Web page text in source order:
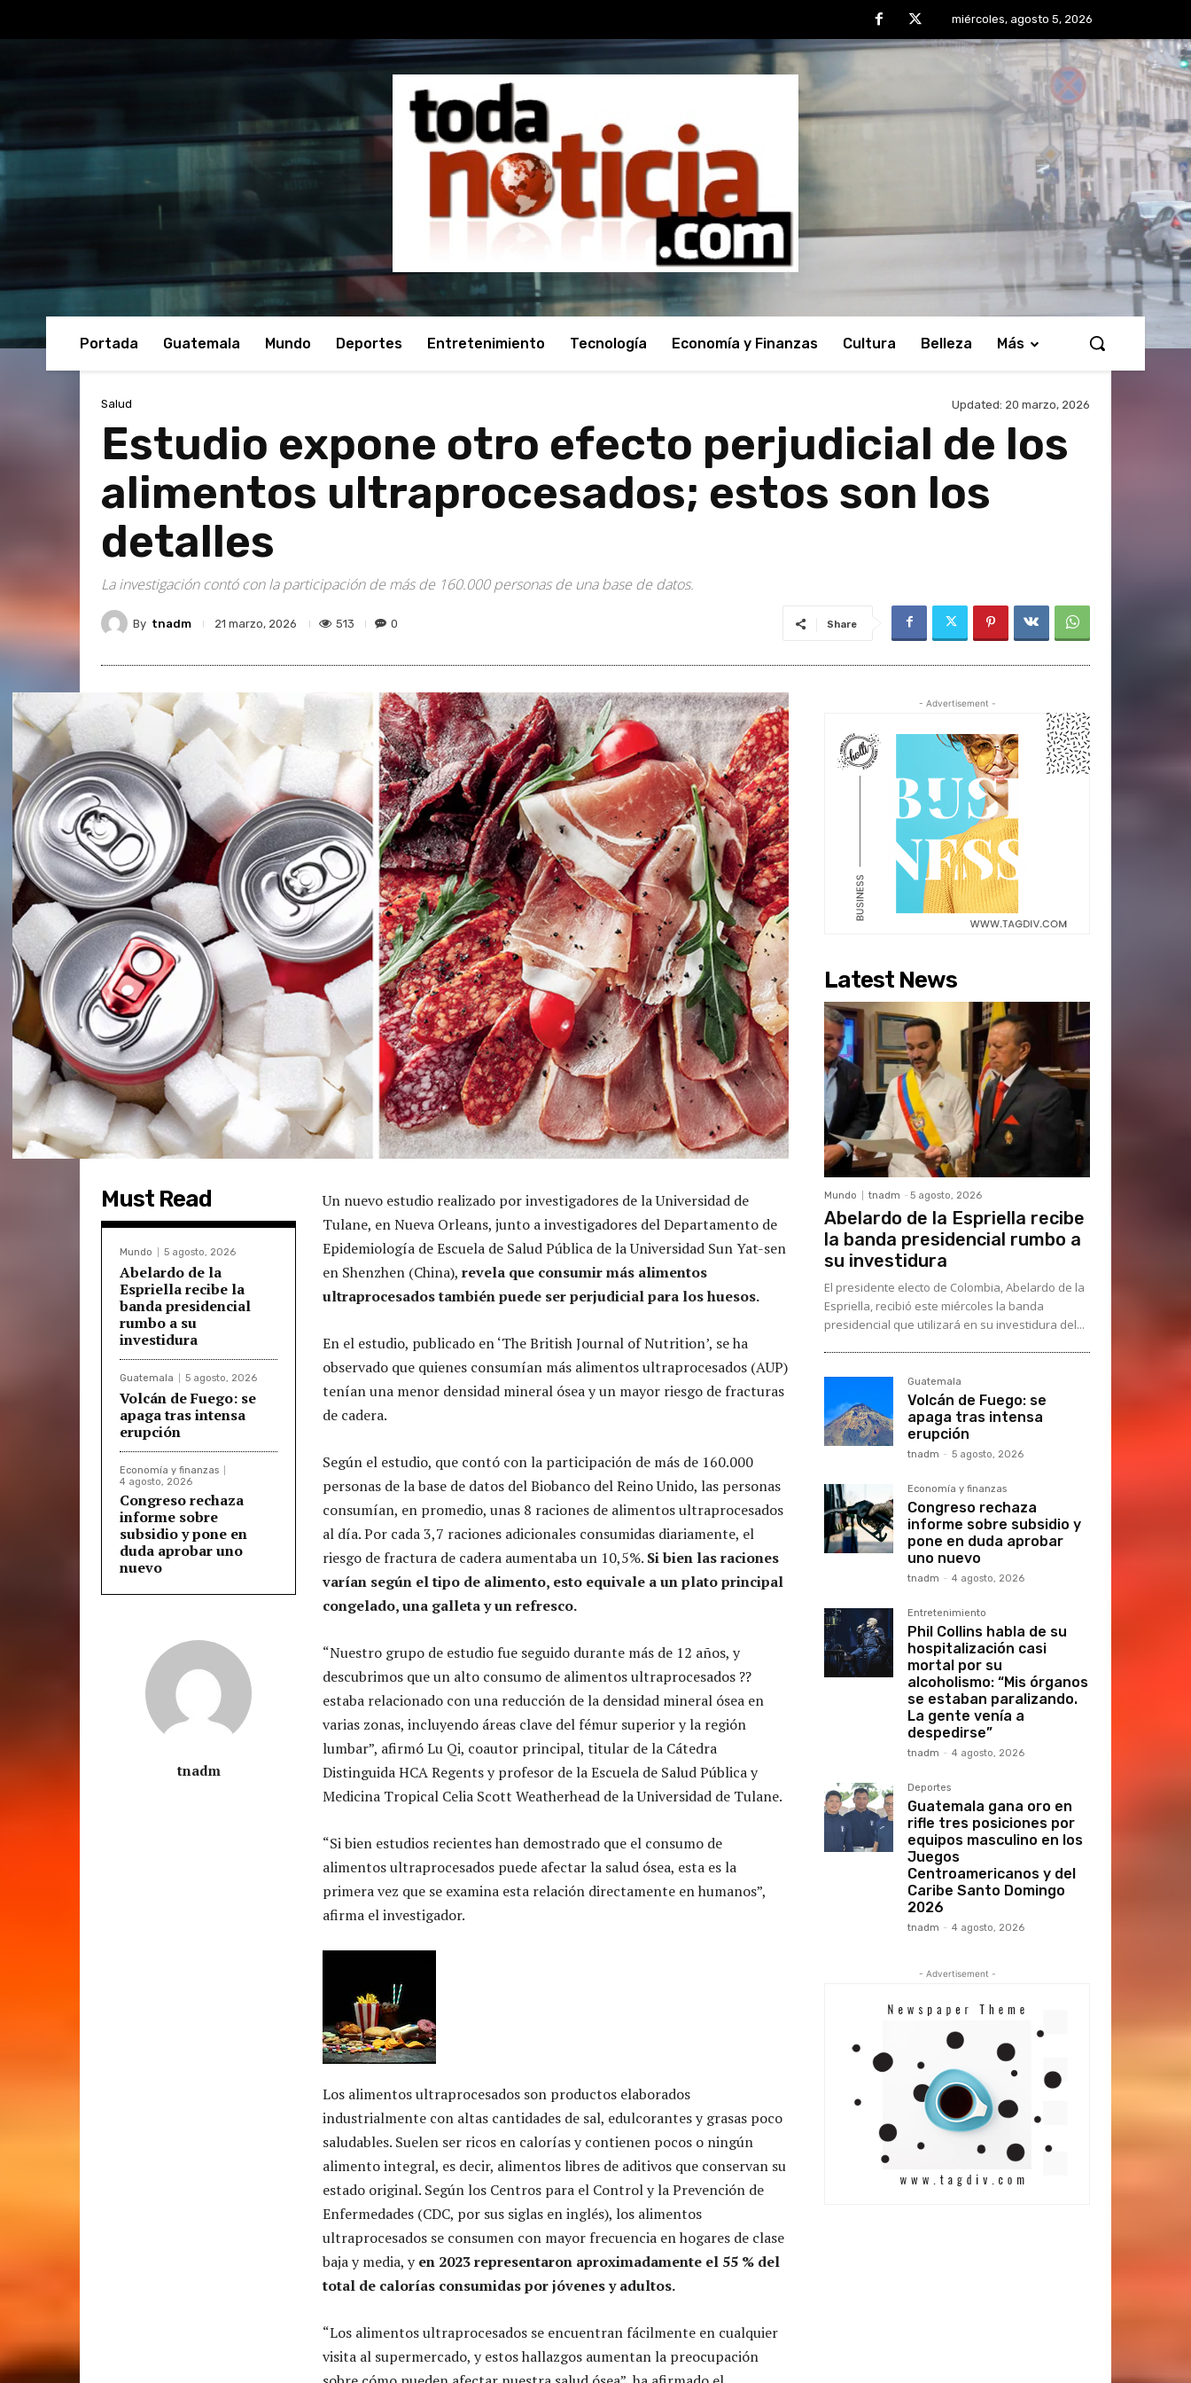
miércoles, agosto 5, 2026
Portada Guatemala Mundo Deportes Entretenimiento Tecnología Economía y Finanzas Cultura Belleza Más
Salud Updated: 20 marzo, 2026
Estudio expone otro efecto perjudicial de los
alimentos ultraprocesados; estos son los
detalles
La investigación contó con la participación de más de 160.000 personas de una base de datos.
By tnadm 21 marzo, 2026 513 0 Share
Must Read
Mundo 5 agosto, 2026
Abelardo de la
Espriella recibe la
banda presidencial
rumbo a su
investidura
Guatemala 5 agosto, 2026
Volcán de Fuego: se
apaga tras intensa
erupción
Economía y finanzas
4 agosto, 2026
Congreso rechaza
informe sobre
subsidio y pone en
duda aprobar uno
nuevo
tnadm
Un nuevo estudio realizado por investigadores de la Universidad de
Tulane, en Nueva Orleans, junto a investigadores del Departamento de
Epidemiología de Escuela de Salud Pública de la Universidad Sun Yat-sen
en Shenzhen (China), revela que consumir más alimentos
ultraprocesados también puede ser perjudicial para los huesos.
En el estudio, publicado en ‘The British Journal of Nutrition’, se ha
observado que quienes consumían más alimentos ultraprocesados (AUP)
tenían una menor densidad mineral ósea y un mayor riesgo de fracturas
de cadera.
Según el estudio, que contó con la participación de más de 160.000
personas de la base de datos del Biobanco del Reino Unido, las personas
consumían, en promedio, unas 8 raciones de alimentos ultraprocesados
al día. Por cada 3,7 raciones adicionales consumidas diariamente, el
riesgo de fractura de cadera aumentaba un 10,5%. Si bien las raciones
varían según el tipo de alimento, esto equivale a un plato principal
congelado, una galleta y un refresco.
“Nuestro grupo de estudio fue seguido durante más de 12 años, y
descubrimos que un alto consumo de alimentos ultraprocesados ??
estaba relacionado con una reducción de la densidad mineral ósea en
varias zonas, incluyendo áreas clave del fémur superior y la región
lumbar”, afirmó Lu Qi, coautor principal, titular de la Cátedra
Distinguida HCA Regents y profesor de la Escuela de Salud Pública y
Medicina Tropical Celia Scott Weatherhead de la Universidad de Tulane.
“Si bien estudios recientes han demostrado que el consumo de
alimentos ultraprocesados puede afectar la salud ósea, esta es la
primera vez que se examina esta relación directamente en humanos”,
afirma el investigador.
Los alimentos ultraprocesados son productos elaborados
industrialmente con altas cantidades de sal, edulcorantes y grasas poco
saludables. Suelen ser ricos en calorías y contienen pocos o ningún
alimento integral, es decir, alimentos libres de aditivos que conservan su
estado original. Según los Centros para el Control y la Prevención de
Enfermedades (CDC, por sus siglas en inglés), los alimentos
ultraprocesados se consumen con mayor frecuencia en hogares de clase
baja y media, yen 2023 representaron aproximadamente el 55 % del
total de calorías consumidas por jóvenes y adultos.
“Los alimentos ultraprocesados se encuentran fácilmente en cualquier
visita al supermercado, y estos hallazgos aumentan la preocupación
- Advertisement -
Latest News
Mundo tnadm - 5 agosto, 2026
Abelardo de la Espriella recibe
la banda presidencial rumbo a
su investidura
El presidente electo de Colombia, Abelardo de la
Espriella, recibió este miércoles la banda
presidencial que utilizará en su investidura del...
Guatemala
Volcán de Fuego: se
apaga tras intensa
erupción
tnadm - 5 agosto, 2026
Economía y finanzas
Congreso rechaza
informe sobre subsidio y
pone en duda aprobar
uno nuevo
tnadm - 4 agosto, 2026
Entretenimiento
Phil Collins habla de su
hospitalización casi
mortal por su
alcoholismo: “Mis órganos
se estaban paralizando.
La gente venía a
despedirse”
tnadm - 4 agosto, 2026
Deportes
Guatemala gana oro en
rifle tres posiciones por
equipos masculino en los
Juegos
Centroamericanos y del
Caribe Santo Domingo
2026
tnadm - 4 agosto, 2026
- Advertisement -